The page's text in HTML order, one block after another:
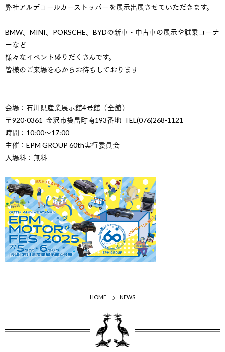
弊社アルデコールカーストッパーを展示出展させていただきます。
BMW、MINI、PORSCHE、BYDの新車・中古車の展示や試乗コーナ
ーなど
様々なイベント盛りだくさんです。
皆様のご来場を心からお待ちしております
会場：石川県産業展示館4号館（全館）
〒920-0361 金沢市袋畠町南193番地 TEL(076)268-1121
時間：10:00～17:00
主催：EPM GROUP 60th実行委員会
入場料：無料
HOME NEWS